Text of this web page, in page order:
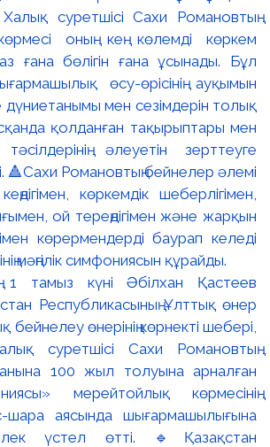
тамыз күні Әбілхан Қастеев
Республикасының Ұлттық өнер
бейнелеу өнерінің көрнекті шебері,
суретшісі Сахи Романовтың
100 жыл толуына арналған
мерейтойлық көрмесінің
аясында шығармашылығына
үстел өтті. 🔹Қазақстан